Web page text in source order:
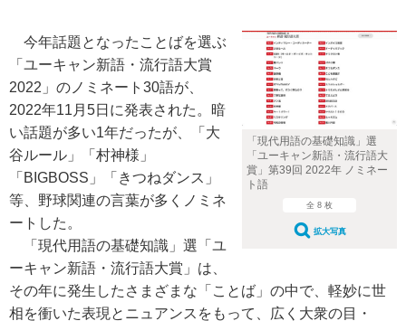
「現代用語の基礎知識」選
「ユーキャン新語・流行語大
賞」第39回 2022年 ノミネー
ト語
全 8 枚
拡大写真
今年話題となったことばを選ぶ
「ユーキャン新語・流行語大賞
2022」のノミネート30語が、
2022年11月5日に発表された。暗
い話題が多い1年だったが、「大
谷ルール」「村神様」
「BIGBOSS」「きつねダンス」
等、野球関連の言葉が多くノミネ
ートした。
「現代用語の基礎知識」選「ユ
ーキャン新語・流行語大賞」は、
その年に発生したさまざまな「ことば」の中で、軽妙に世
相を衝いた表現とニュアンスをもって、広く大衆の目・